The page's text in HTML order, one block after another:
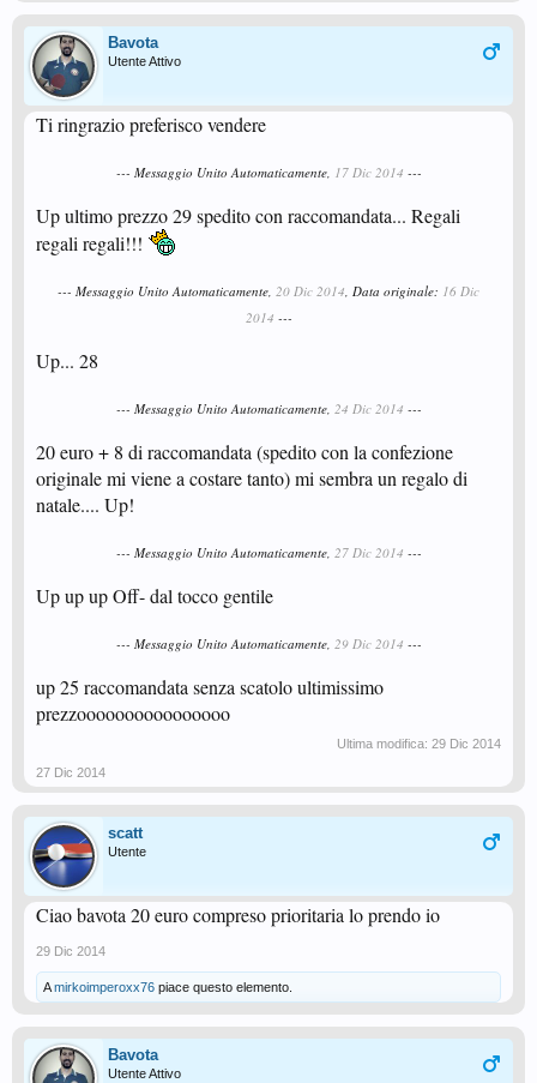
Bavota
Utente Attivo
Ti ringrazio preferisco vendere
--- Messaggio Unito Automaticamente, 17 Dic 2014 ---
Up ultimo prezzo 29 spedito con raccomandata... Regali
regali regali!!!
--- Messaggio Unito Automaticamente, 20 Dic 2014, Data originale: 16 Dic
2014 ---
Up... 28
--- Messaggio Unito Automaticamente, 24 Dic 2014 ---
20 euro + 8 di raccomandata (spedito con la confezione
originale mi viene a costare tanto) mi sembra un regalo di
natale.... Up!
--- Messaggio Unito Automaticamente, 27 Dic 2014 ---
Up up up Off- dal tocco gentile
--- Messaggio Unito Automaticamente, 29 Dic 2014 ---
up 25 raccomandata senza scatolo ultimissimo
prezzoooooooooooooooo
Ultima modifica: 29 Dic 2014
27 Dic 2014
scatt
Utente
Ciao bavota 20 euro compreso prioritaria lo prendo io
29 Dic 2014
Amirkoimperoxx76 piace questo elemento.
Bavota
Utente Attivo